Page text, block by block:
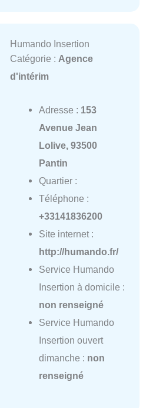
Humando Insertion
Catégorie : Agence
d'intérim
Adresse : 153
Avenue Jean
Lolive, 93500
Pantin
Quartier :
Téléphone :
+33141836200
Site internet :
http://humando.fr/
Service Humando
Insertion à domicile :
non renseigné
Service Humando
Insertion ouvert
dimanche : non
renseigné